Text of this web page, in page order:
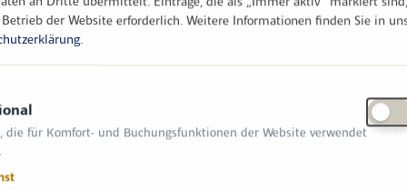
– alles zentral an einem Ort.
/ Browser) mit Echtzeit-Zugriff,
effizient miteinander
da alle entspannter und
standardisierter Web-Module bieten wir
höchst flexible Software. Dies
ohne (KI-)Warteschlangen. Alles
der Website erforderlich. Weitere Informationen finden Sie in
.
die für Komfort- und Buchungsfunktionen der Website verwendet